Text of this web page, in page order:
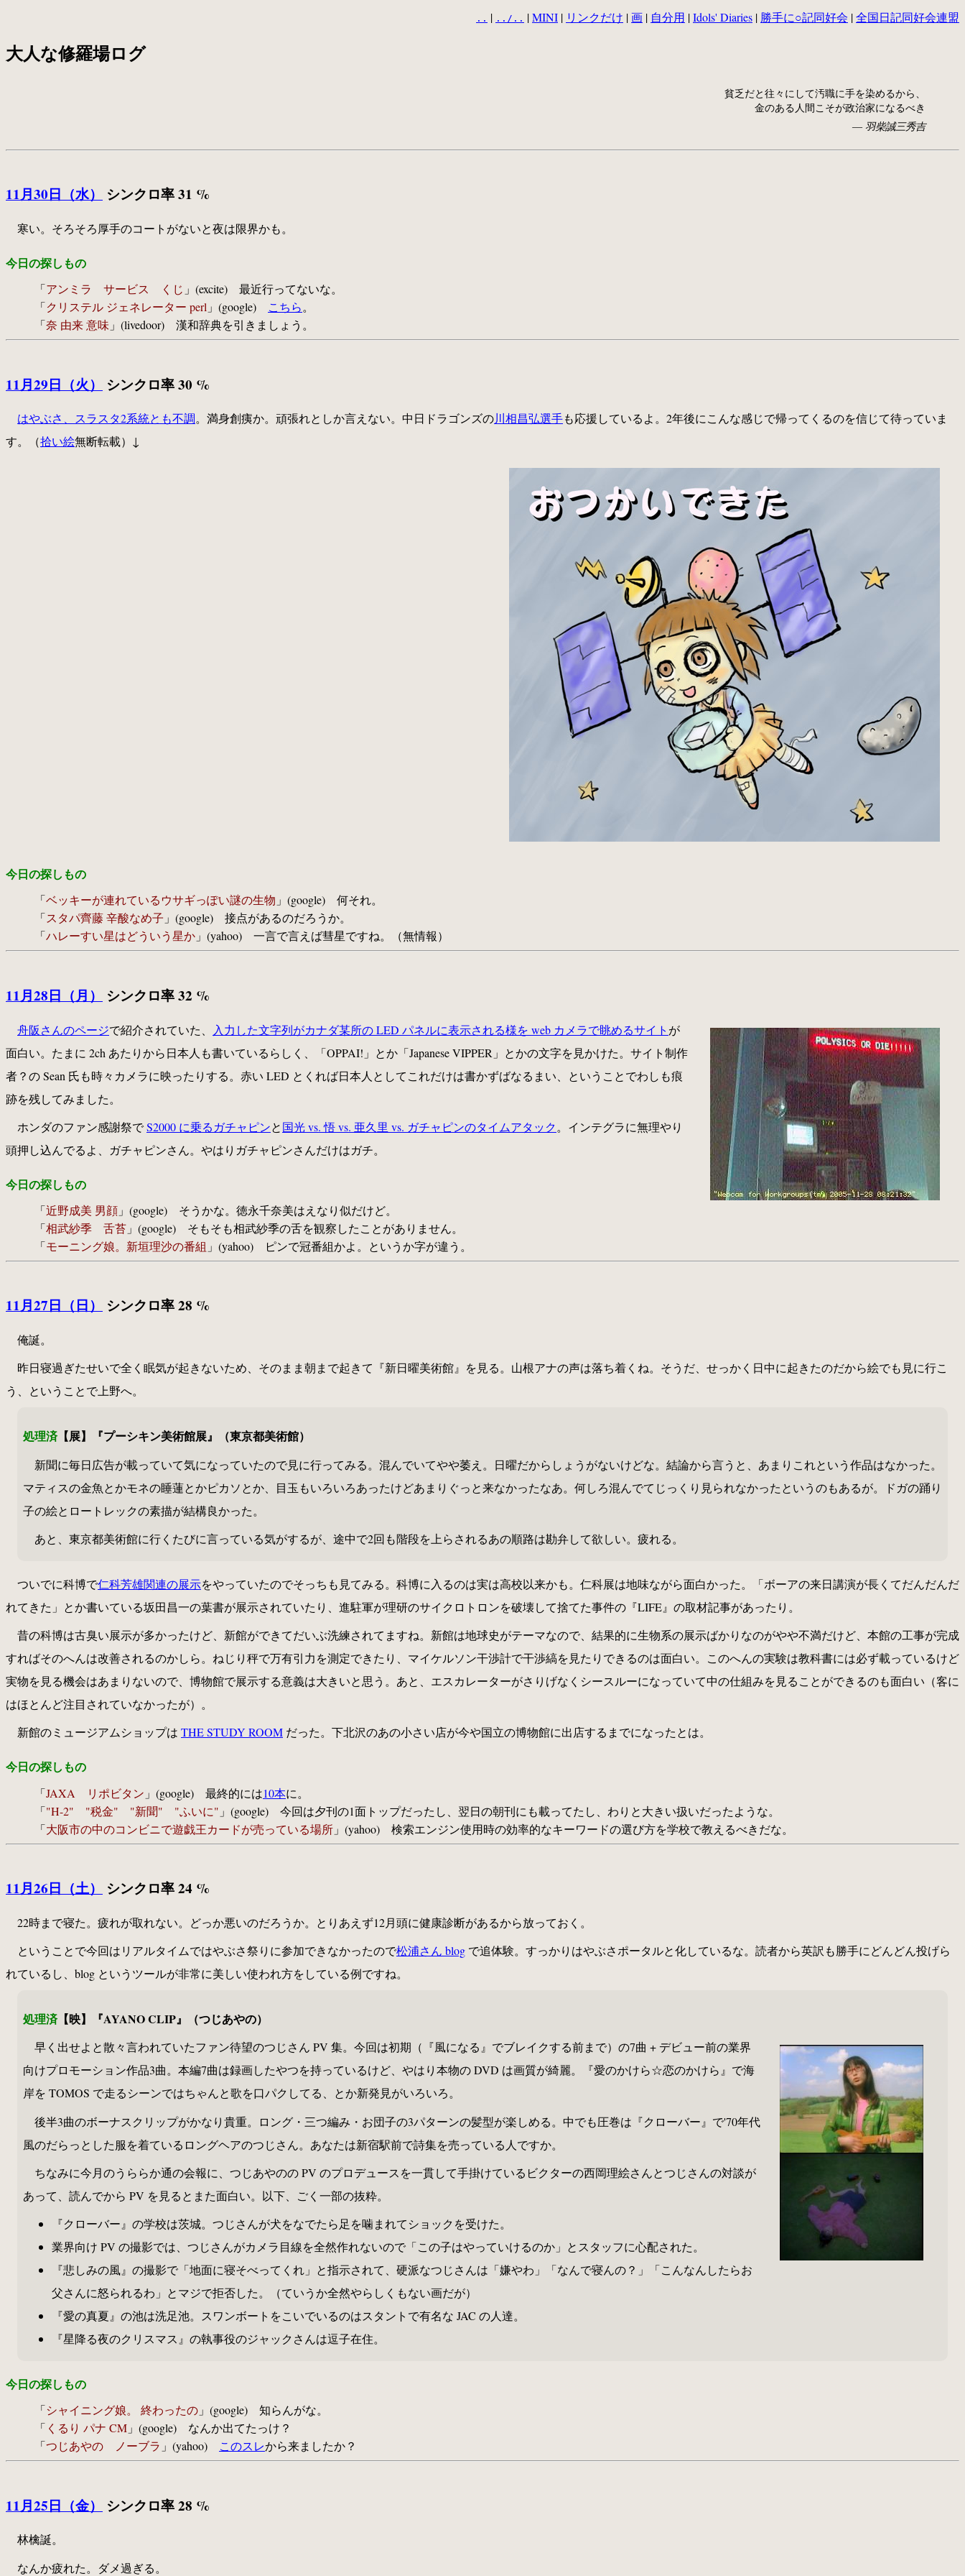
.. | ../.. |MINI | リンクだけ |画 | 自分用 |Idols' Diaries | 勝手に○記同好会 |全国日記同好会連盟
大人な修羅場ログ
貧乏だと往々にして汚職に手を染めるから、
金のある人間こそが政治家になるべき
― 羽柴誠三秀吉
11月30日（水） シンクロ率 31 %
寒い。そろそろ厚手のコートがないと夜は限界かも。
今日の探しもの
「アンミラ サービス くじ 」(excite) 最近行ってないな。
「クリステル ジェネレーター perl 」(google) こちら。
「奈 由来 意味 」(livedoor) 漢和辞典を引きましょう。
11月29日（火） シンクロ率 30 %
はやぶさ、スラスタ2系統とも不調。満身創痍か。頑張れとしか言えない。中日ドラゴンズの川相昌弘選手も応援しているよ。2年後にこんな感じで帰ってくるのを信じて待っていま
す。（拾い絵無断転載）↓
今日の探しもの
「ベッキーが連れているウサギっぽい謎の生物 」(google) 何それ。
「スタパ齊藤 辛酸なめ子 」(google) 接点があるのだろうか。
「ハレーすい星はどういう星か 」(yahoo) 一言で言えば彗星ですね。（無情報）
11月28日（月） シンクロ率 32 %
舟阪さんのページで紹介されていた、 入力した文字列がカナダ某所の LED パネルに表示される様を web カメラで眺めるサイト が
面白い。たまに 2ch あたりから日本人も書いているらしく、「OPPAI!」とか「Japanese VIPPER」とかの文字を見かけた。サイト制作
者？の Sean 氏も時々カメラに映ったりする。赤い LED とくれば日本人としてこれだけは書かずばなるまい、ということでわしも痕
跡を残してみました。
ホンダのファン感謝祭でS2000 に乗るガチャピンと国光 vs. 悟 vs. 亜久里 vs. ガチャピンのタイムアタック。インテグラに無理やり
頭押し込んでるよ、ガチャピンさん。やはりガチャピンさんだけはガチ。
今日の探しもの
「近野成美 男顔 」(google) そうかな。徳永千奈美はえなり似だけど。
「相武紗季 舌苔 」(google) そもそも相武紗季の舌を観察したことがありません。
「モーニング娘。新垣理沙の番組 」(yahoo) ピンで冠番組かよ。というか字が違う。
11月27日（日） シンクロ率 28 %
俺誕。
昨日寝過ぎたせいで全く眠気が起きないため、そのまま朝まで起きて『新日曜美術館』を見る。山根アナの声は落ち着くね。そうだ、せっかく日中に起きたのだから絵でも見に行こ
う、ということで上野へ。
処理済【展】『プーシキン美術館展』（東京都美術館）
新聞に毎日広告が載っていて気になっていたので見に行ってみる。混んでいてやや萎え。日曜だからしょうがないけどな。結論から言うと、あまりこれという作品はなかった。
マティスの金魚とかモネの睡蓮とかピカソとか、目玉もいろいろあったけどあまりぐっと来なかったなあ。何しろ混んでてじっくり見られなかったというのもあるが。ドガの踊り
子の絵とロートレックの素描が結構良かった。
あと、東京都美術館に行くたびに言っている気がするが、途中で2回も階段を上らされるあの順路は勘弁して欲しい。疲れる。
ついでに科博で仁科芳雄関連の展示をやっていたのでそっちも見てみる。科博に入るのは実は高校以来かも。仁科展は地味ながら面白かった。「ボーアの来日講演が長くてだんだんだ
れてきた」とか書いている坂田昌一の葉書が展示されていたり、進駐軍が理研のサイクロトロンを破壊して捨てた事件の『LIFE』の取材記事があったり。
昔の科博は古臭い展示が多かったけど、新館ができてだいぶ洗練されてますね。新館は地球史がテーマなので、結果的に生物系の展示ばかりなのがやや不満だけど、本館の工事が完成
すればそのへんは改善されるのかしら。ねじり秤で万有引力を測定できたり、マイケルソン干渉計で干渉縞を見たりできるのは面白い。このへんの実験は教科書には必ず載っているけど
実物を見る機会はあまりないので、博物館で展示する意義は大きいと思う。あと、エスカレーターがさりげなくシースルーになっていて中の仕組みを見ることができるのも面白い（客に
はほとんど注目されていなかったが）。
新館のミュージアムショップは THE STUDY ROOM だった。下北沢のあの小さい店が今や国立の博物館に出店するまでになったとは。
今日の探しもの
「JAXA リポビタン 」(google) 最終的には10本に。
「"H-2" "税金" "新聞" "ふいに" 」(google) 今回は夕刊の1面トップだったし、翌日の朝刊にも載ってたし、わりと大きい扱いだったような。
「大阪市の中のコンビニで遊戯王カードが売っている場所 」(yahoo) 検索エンジン使用時の効率的なキーワードの選び方を学校で教えるべきだな。
11月26日（土） シンクロ率 24 %
22時まで寝た。疲れが取れない。どっか悪いのだろうか。とりあえず12月頭に健康診断があるから放っておく。
ということで今回はリアルタイムではやぶさ祭りに参加できなかったので松浦さん blog で追体験。すっかりはやぶさポータルと化しているな。読者から英訳も勝手にどんどん投げら
れているし、blog というツールが非常に美しい使われ方をしている例ですね。
処理済【映】『AYANO CLIP』（つじあやの）
早く出せよと散々言われていたファン待望のつじさん PV 集。今回は初期（『風になる』でブレイクする前まで）の7曲 + デビュー前の業界
向けプロモーション作品3曲。本編7曲は録画したやつを持っているけど、やはり本物の DVD は画質が綺麗。『愛のかけら☆恋のかけら』で海
岸を TOMOS で走るシーンではちゃんと歌を口パクしてる、とか新発見がいろいろ。
後半3曲のボーナスクリップがかなり貴重。ロング・三つ編み・お団子の3パターンの髪型が楽しめる。中でも圧巻は『クローバー』で'70年代
風のだらっとした服を着ているロングヘアのつじさん。あなたは新宿駅前で詩集を売っている人ですか。
ちなみに今月のうららか通の会報に、つじあやのの PV のプロデュースを一貫して手掛けているビクターの西岡理絵さんとつじさんの対談が
あって、読んでから PV を見るとまた面白い。以下、ごく一部の抜粋。
『クローバー』の学校は茨城。つじさんが犬をなでたら足を噛まれてショックを受けた。
業界向け PV の撮影では、つじさんがカメラ目線を全然作れないので「この子はやっていけるのか」とスタッフに心配された。
『悲しみの風』の撮影で「地面に寝そべってくれ」と指示されて、硬派なつじさんは「嫌やわ」「なんで寝んの？」「こんなんしたらお
父さんに怒られるわ」とマジで拒否した。（ていうか全然やらしくもない画だが）
『愛の真夏』の池は洗足池。スワンボートをこいでいるのはスタントで有名な JAC の人達。
『星降る夜のクリスマス』の執事役のジャックさんは逗子在住。
今日の探しもの
「シャイニング娘。 終わったの 」(google) 知らんがな。
「 くるり パナ CM 」(google) なんか出てたっけ？
「つじあやの ノーブラ 」(yahoo) このスレから来ましたか？
11月25日（金） シンクロ率 28 %
林檎誕。
なんか疲れた。ダメ過ぎる。